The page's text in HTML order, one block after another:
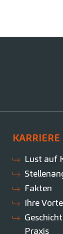
KARRIERE
Lust auf
Fakten
Ihre
Praxis